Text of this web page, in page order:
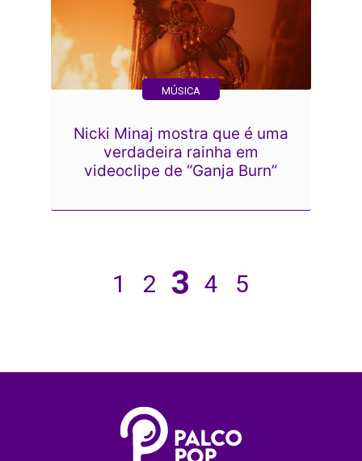
MÚSICA
Nicki Minaj mostra que é uma
verdadeira rainha em
videoclipe de “Ganja Burn”
1 2 3 4 5